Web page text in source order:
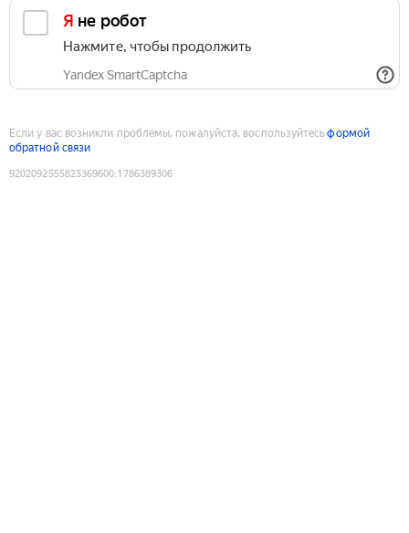
Я не робот
Нажмите, чтобы продолжить
Yandex SmartCaptcha
Если у вас возникли проблемы, пожалуйста, воспользуйтесьформой
обратной связи
9202092555823369600:1786389306